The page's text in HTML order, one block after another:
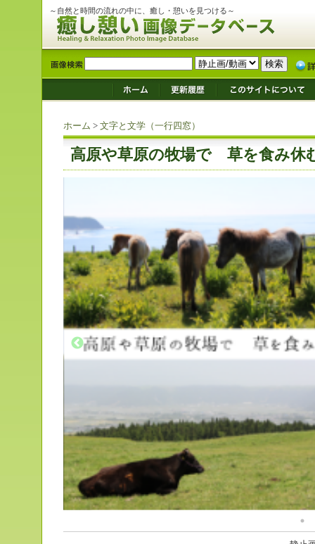
～自然と時間の流れの中に、癒し・憩いを見つける～
ホーム > 文字と文学（一行四窓）
高原や草原の牧場で 草を食み